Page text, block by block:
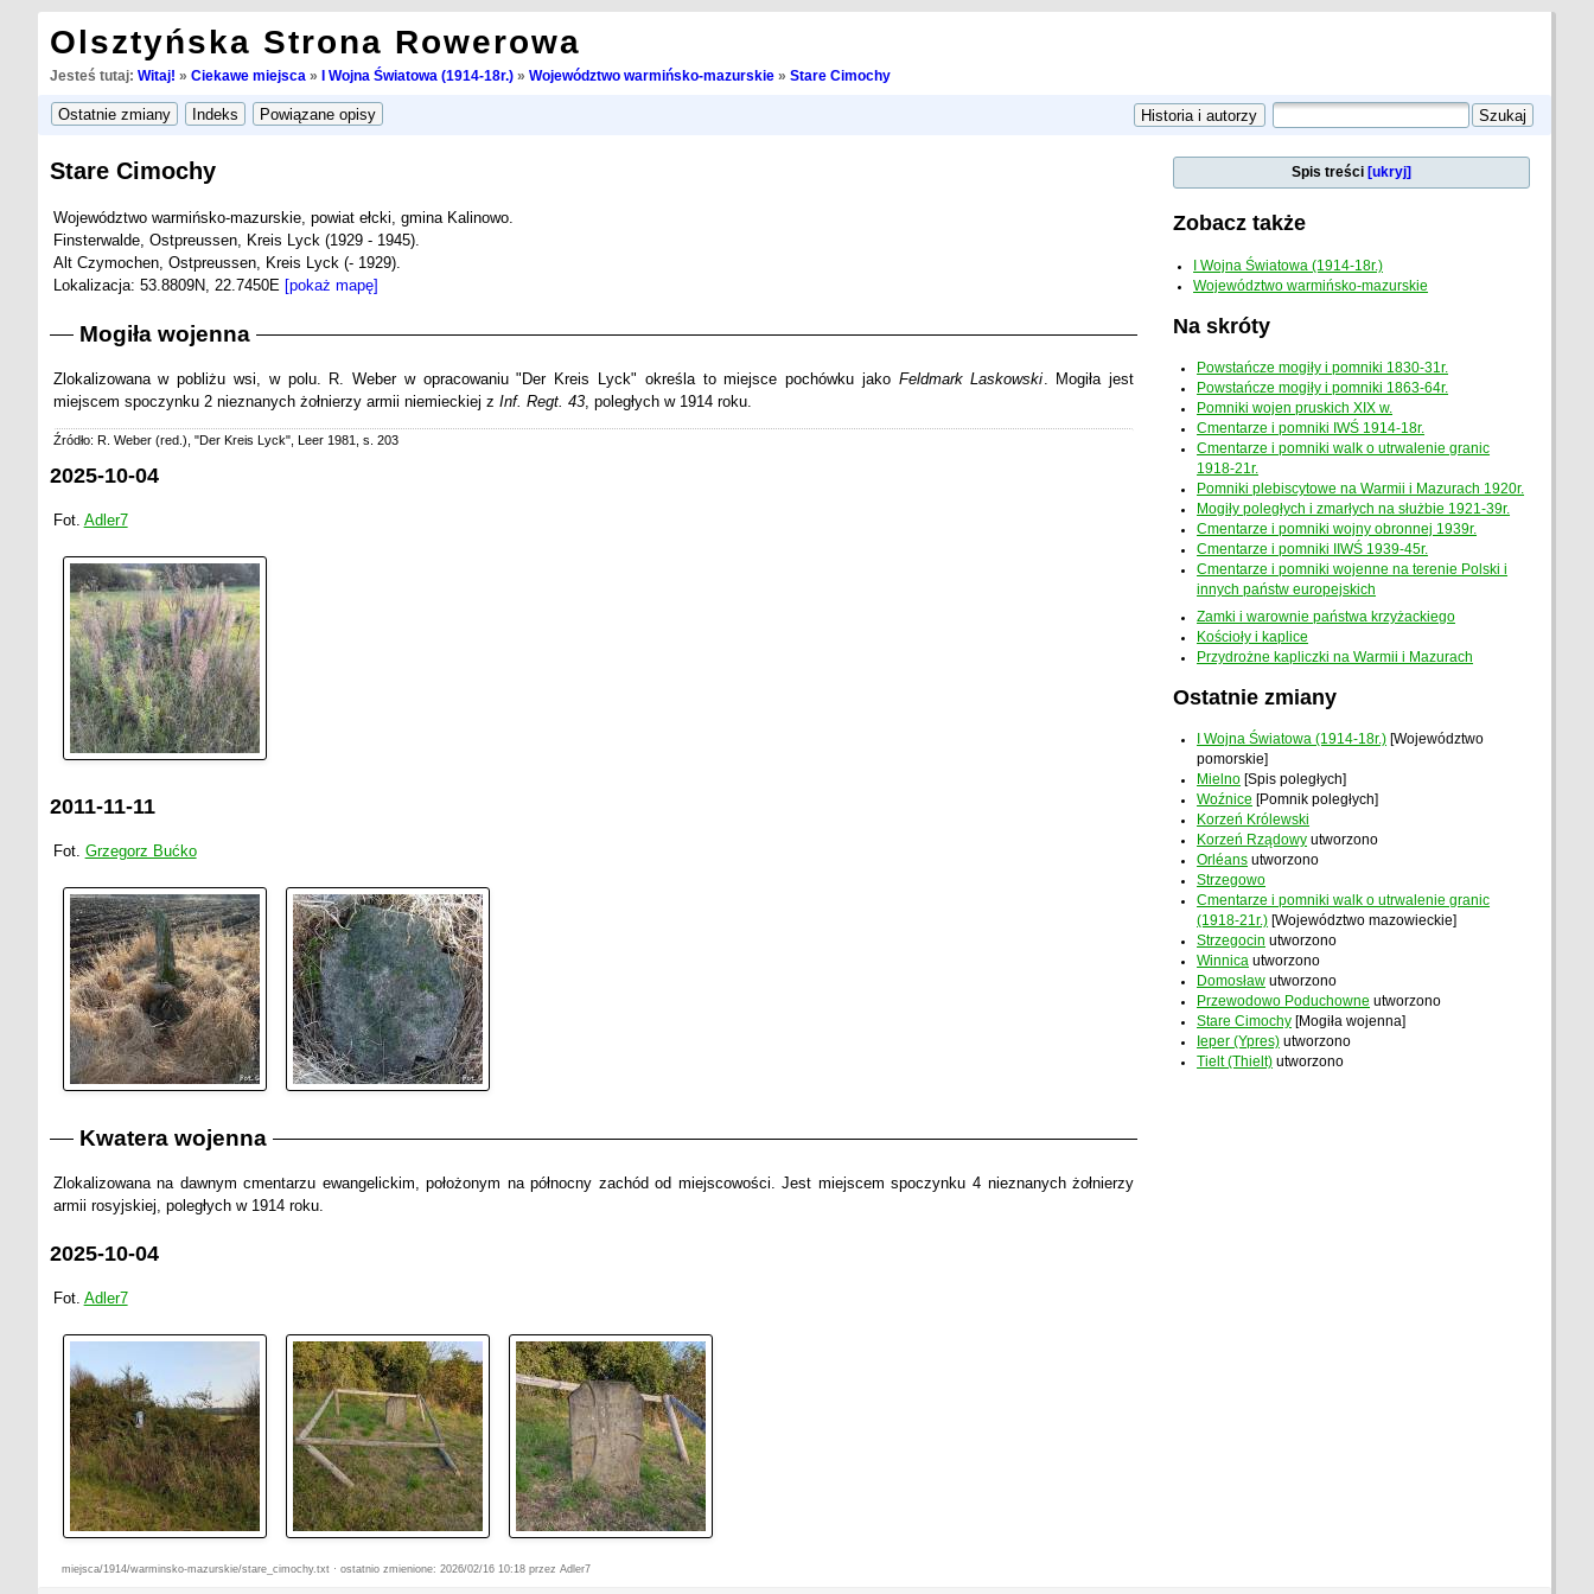
Olsztyńska Strona Rowerowa
Jesteś tutaj: Witaj! » Ciekawe miejsca » I Wojna Światowa (1914-18r.)» Województwo warmińsko-mazurskie» Stare Cimochy
Stare Cimochy
Województwo warmińsko-mazurskie, powiat ełcki, gmina Kalinowo.
Finsterwalde, Ostpreussen, Kreis Lyck (1929 - 1945).
Alt Czymochen, Ostpreussen, Kreis Lyck (- 1929).
Lokalizacja: 53.8809N, 22.7450E [pokaż mapę]
Mogiła wojenna
Zlokalizowana w pobliżu wsi, w polu. R. Weber w opracowaniu "Der Kreis Lyck" określa to miejsce pochówku jako Feldmark Laskowski. Mogiła jest
miejscem spoczynku 2 nieznanych żołnierzy armii niemieckiej z Inf. Regt. 43, poległych w 1914 roku.
Źródło: R. Weber (red.), "Der Kreis Lyck", Leer 1981, s. 203
2025-10-04
Fot. Adler7
2011-11-11
Fot. Grzegorz Bućko
Kwatera wojenna
Zlokalizowana na dawnym cmentarzu ewangelickim, położonym na północny zachód od miejscowości. Jest miejscem spoczynku 4 nieznanych żołnierzy
armii rosyjskiej, poległych w 1914 roku.
2025-10-04
Fot. Adler7
Spis treści [ukryj]
Zobacz także
I Wojna Światowa (1914-18r.)
Województwo warmińsko-mazurskie
Na skróty
Powstańcze mogiły i pomniki 1830-31r.
Powstańcze mogiły i pomniki 1863-64r.
Pomniki wojen pruskich XIX w.
Cmentarze i pomniki IWŚ 1914-18r.
Cmentarze i pomniki walk o utrwalenie granic
1918-21r.
Pomniki plebiscytowe na Warmii i Mazurach 1920r.
Mogiły poległych i zmarłych na służbie 1921-39r.
Cmentarze i pomniki wojny obronnej 1939r.
Cmentarze i pomniki IIWŚ 1939-45r.
Cmentarze i pomniki wojenne na terenie Polski i
innych państw europejskich
Zamki i warownie państwa krzyżackiego
Kościoły i kaplice
Przydrożne kapliczki na Warmii i Mazurach
Ostatnie zmiany
I Wojna Światowa (1914-18r.) [Województwo
pomorskie]
Mielno [Spis poległych]
Woźnice [Pomnik poległych]
Korzeń Królewski
Korzeń Rządowy utworzono
Orléans utworzono
Strzegowo
Cmentarze i pomniki walk o utrwalenie granic
(1918-21r.) [Województwo mazowieckie]
Strzegocin utworzono
Winnica utworzono
Domosław utworzono
Przewodowo Poduchowne utworzono
Stare Cimochy [Mogiła wojenna]
Ieper (Ypres) utworzono
Tielt (Thielt) utworzono
miejsca/1914/warminsko-mazurskie/stare_cimochy.txt · ostatnio zmienione: 2026/02/16 10:18 przez Adler7